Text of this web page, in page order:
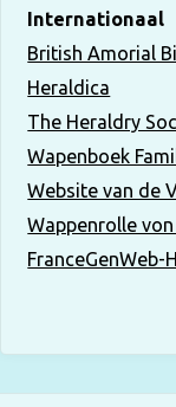
Internationaal
British Amorial
Heraldica
The Heraldry
Wapenboek
Website van de
Wappenrolle
FranceGenWeb-